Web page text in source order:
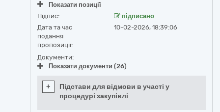
Показати позиції
Підпис:
підписано
Дата та час
подання
пропозиції:
10-02-2026, 18:39:06
Документи:
Показати документи (26)
+
Підстави для відмови в участі у
процедурі закупівлі